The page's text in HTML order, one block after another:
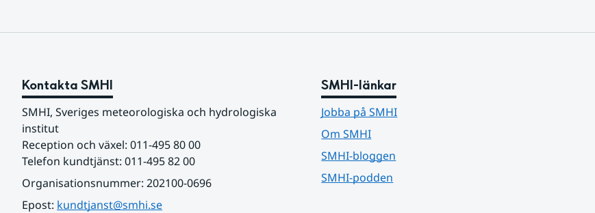
Kontakta SMHI
SMHI, Sveriges meteorologiska och hydrologiska
institut
Reception och växel: 011-495 80 00
Telefon kundtjänst: 011-495 82 00
Organisationsnummer: 202100-0696
Epost: kundtjanst@smhi.se
SMHI-länkar
Jobba på SMHI
Om SMHI
SMHI-bloggen
SMHI-podden